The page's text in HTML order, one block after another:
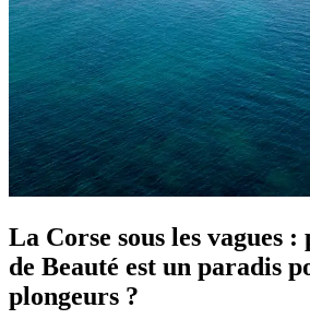
La Corse sous les vagues
de Beauté est un paradis
plongeurs ?